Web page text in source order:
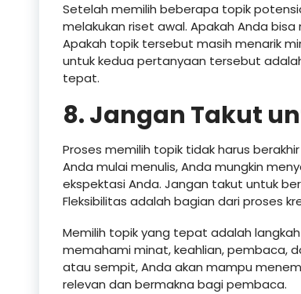
Setelah memilih beberapa topik
melakukan riset awal. Apakah Anda
Apakah topik tersebut masih menarik
untuk kedua pertanyaan tersebut
tepat.
8. Jangan Takut
Proses memilih topik tidak harus
Anda mulai menulis, Anda mungkin
ekspektasi Anda. Jangan takut untuk
Fleksibilitas adalah bagian dari proses
Memilih topik yang tepat adalah
memahami minat, keahlian, pembaca,
atau sempit, Anda akan mampu
relevan dan bermakna bagi pembaca.